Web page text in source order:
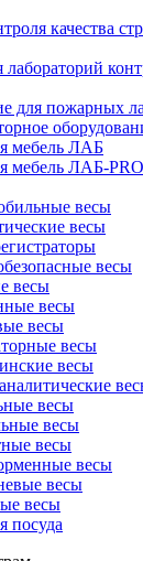
качества
для пожарных
мебель ЛАБ
мебель ЛАБ-PRO
весы
весы
весы
весы
весы
весы
весы
весы
весы
весы
весы
весы
весы
весы
посуда